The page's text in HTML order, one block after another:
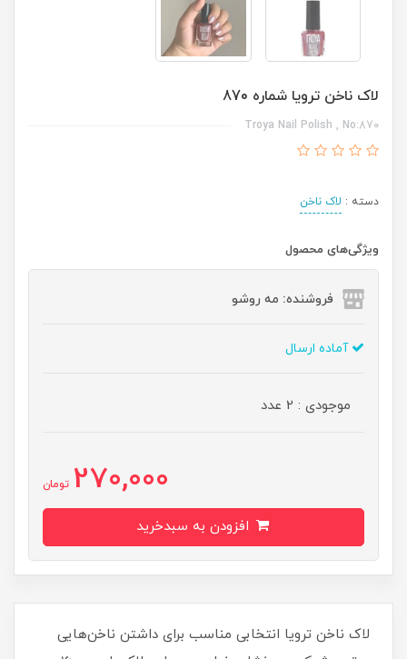
لاک ناخن ترویا شماره 870
Troya Nail Polish , No:870
دسته : لاک ناخن
ویژگی‌های محصول
فروشنده: مه رو‌شو
آماده ارسال
موجودی : 2 عدد
270,000 تومان
لاک ناخن ترویا انتخابی مناسب برای داشتن ناخن‌هایی